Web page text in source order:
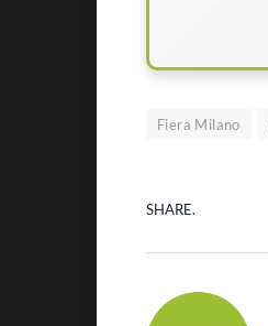
Fiera Milano
SHARE.